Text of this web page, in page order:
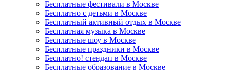
Бесплатные фестивали в Москве
Бесплатно с детьми в Москве
Бесплатный активный отдых в Москве
Бесплатная музыка в Москве
Бесплатные шоу в Москве
Бесплатные праздники в Москве
Бесплатно! стендап в Москве
Бесплатные образование в Москве